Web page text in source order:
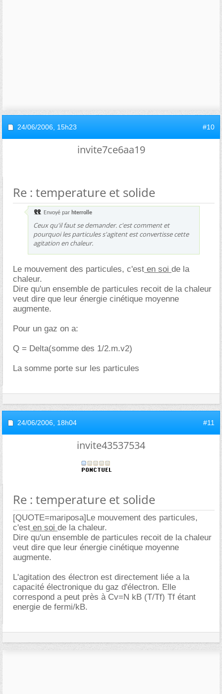
24/06/2006, 15h23 #10
invite7ce6aa19
Re : temperature et solide
Envoyé par hterrolle
Ceux qu'il faut se demander. c'est comment et
pourquoi les particules s'agitent est convertisse cette
agitation en chaleur.
Le mouvement des particules, c'est en soi de la
chaleur.
Dire qu'un ensemble de particules recoit de la chaleur
veut dire que leur énergie cinétique moyenne
augmente.
Pour un gaz on a:
Q = Delta(somme des 1/2.m.v2)
La somme porte sur les particules
24/06/2006, 18h04 #11
invite43537534
Re : temperature et solide
[QUOTE=mariposa]Le mouvement des particules,
c'est en soi de la chaleur.
Dire qu'un ensemble de particules recoit de la chaleur
veut dire que leur énergie cinétique moyenne
augmente.
L'agitation des électron est directement liée a la
capacité électronique du gaz d'électron. Elle
correspond a peut près à Cv=N kB (T/Tf) Tf étant
energie de fermi/kB.